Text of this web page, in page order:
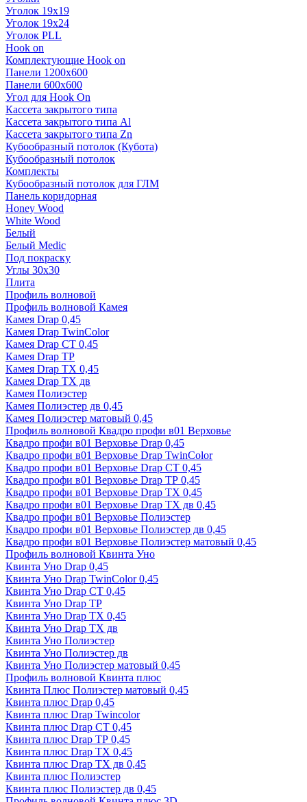
Уголок 19х19
Уголок 19х24
Уголок PLL
Hook on
Комплектующие Hook on
Панели 1200х600
Панели 600х600
Угол для Hook On
Кассета закрытого типа
Кассета закрытого типа Al
Кассета закрытого типа Zn
Кубообразный потолок (Кубота)
Кубообразный потолок
Комплекты
Кубообразный потолок для ГЛМ
Панель коридорная
Honey Wood
White Wood
Белый
Белый Medic
Под покраску
Углы 30х30
Плита
Профиль волновой
Профиль волновой Камея
Камея Drap 0,45
Камея Drap TwinColor
Камея Drap СТ 0,45
Камея Drap ТР
Камея Drap ТХ 0,45
Камея Drap ТХ дв
Камея Полиэстер
Камея Полиэстер дв 0,45
Камея Полиэстер матовый 0,45
Профиль волновой Квадро профи в01 Верховье
Квадро профи в01 Верховье Drap 0,45
Квадро профи в01 Верховье Drap TwinColor
Квадро профи в01 Верховье Drap СТ 0,45
Квадро профи в01 Верховье Drap ТР 0,45
Квадро профи в01 Верховье Drap ТХ 0,45
Квадро профи в01 Верховье Drap ТХ дв 0,45
Квадро профи в01 Верховье Полиэстер
Квадро профи в01 Верховье Полиэстер дв 0,45
Квадро профи в01 Верховье Полиэстер матовый 0,45
Профиль волновой Квинта Уно
Квинта Уно Drap 0,45
Квинта Уно Drap TwinColor 0,45
Квинта Уно Drap СТ 0,45
Квинта Уно Drap ТР
Квинта Уно Drap ТХ 0,45
Квинта Уно Drap ТХ дв
Квинта Уно Полиэстер
Квинта Уно Полиэстер дв
Квинта Уно Полиэстер матовый 0,45
Профиль волновой Квинта плюс
Квинта Плюс Полиэстер матовый 0,45
Квинта плюс Drap 0,45
Квинта плюс Drap Twincolor
Квинта плюс Drap СТ 0,45
Квинта плюс Drap ТР 0,45
Квинта плюс Drap ТХ 0,45
Квинта плюс Drap ТХ дв 0,45
Квинта плюс Полиэстер
Квинта плюс Полиэстер дв 0,45